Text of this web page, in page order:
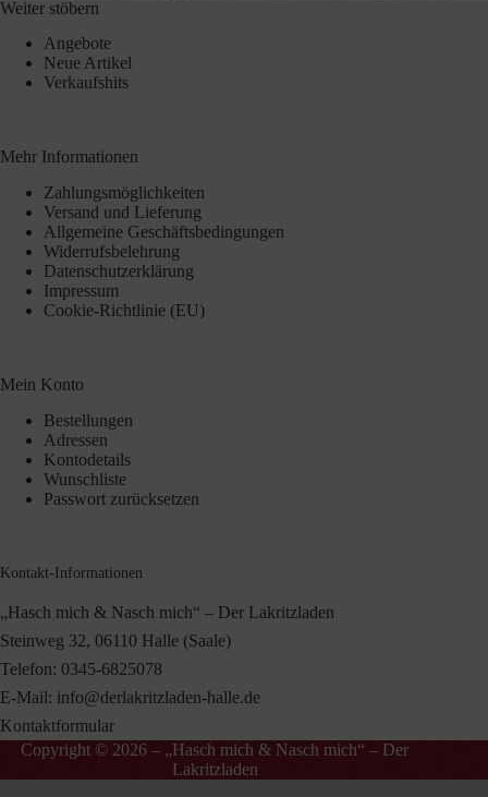
Weiter stöbern
Angebote
Neue Artikel
Verkaufshits
Mehr Informationen
Zahlungsmöglichkeiten
Versand und Lieferung
Allgemeine Geschäftsbedingungen
Widerrufsbelehrung
Datenschutzerklärung
Impressum
Cookie-Richtlinie (EU)
Mein Konto
Bestellungen
Adressen
Kontodetails
Wunschliste
Passwort zurücksetzen
Kontakt-Informationen
„Hasch mich & Nasch mich“ – Der Lakritzladen
Steinweg 32, 06110 Halle (Saale)
Telefon: 0345-6825078
E-Mail: info@derlakritzladen-halle.de
Kontaktformular
Copyright © 2026 – „Hasch mich & Nasch mich“ – Der
Lakritzladen